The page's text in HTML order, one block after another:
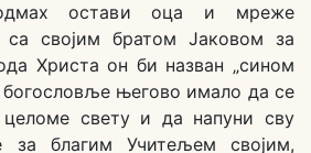
остави оца и мреже
својим братом Јаковом за
Христа он би назван „сином
богословље његово имало да се
свету и да напуни сву
благим Учитељем својим,